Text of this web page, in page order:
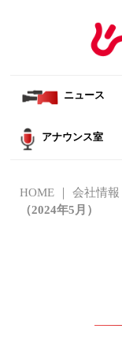
ニュース
アナウンス室
HOME 会社情報
（2024年5月）